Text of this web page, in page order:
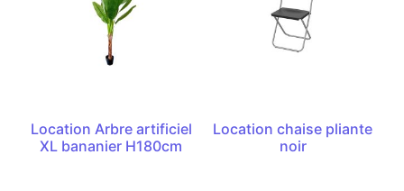
Location Arbre artificiel
XL bananier H180cm
Location chaise pliante
noir